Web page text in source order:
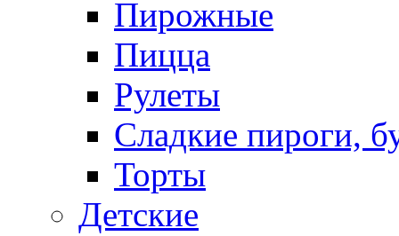
Пирожные
Пицца
Рулеты
Сладкие пироги,
Торты
Детские